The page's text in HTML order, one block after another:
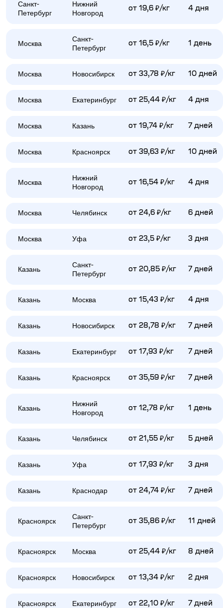
Санкт-
Петербург
Нижний
Новгород
от 19,6 ₽/кг 4 дня
Москва
Санкт-
Петербург
от 16,5 ₽/кг 1 день
Москва Новосибирск от 33,78 ₽/кг 10 дней
Москва Екатеринбург от 25,44 ₽/кг 4 дня
Москва Казань от 19,74 ₽/кг 7 дней
Москва Красноярск от 39,63 ₽/кг 10 дней
Москва
Нижний
Новгород
от 16,54 ₽/кг 4 дня
Москва Челябинск от 24,6 ₽/кг 6 дней
Москва Уфа от 23,5 ₽/кг 3 дня
Казань
Санкт-
Петербург
от 20,85 ₽/кг 7 дней
Казань Москва от 15,43 ₽/кг 4 дня
Казань Новосибирск от 28,78 ₽/кг 7 дней
Казань Екатеринбург от 17,93 ₽/кг 7 дней
Казань Красноярск от 35,59 ₽/кг 7 дней
Казань
Нижний
Новгород
от 12,78 ₽/кг 1 день
Казань Челябинск от 21,55 ₽/кг 5 дней
Казань Уфа от 17,93 ₽/кг 3 дня
Казань Краснодар от 24,74 ₽/кг 7 дней
Красноярск
Санкт-
Петербург
от 35,86 ₽/кг 11 дней
Красноярск Москва от 25,44 ₽/кг 8 дней
Красноярск Новосибирск от 13,34 ₽/кг 2 дня
Красноярск Екатеринбург от 22,10 ₽/кг 7 дней